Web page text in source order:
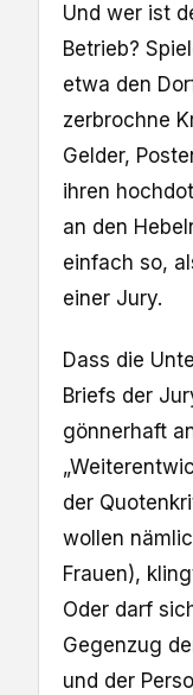
Und wer ist
Betrieb?
etwa den
zerbrochne
Gelder,
ihren
an den
einfach so,
einer Jury.
Dass die
Briefs der
gönnerhaft
der
wollen
Frauen),
Oder darf
Gegenzug
und der